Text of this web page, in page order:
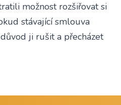
možnost rozšiřovat si
stávající smlouva
ji rušit a přecházet